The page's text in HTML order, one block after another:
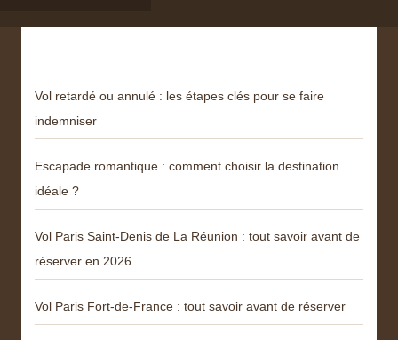
Vol retardé ou annulé : les étapes clés pour se faire
indemniser
Escapade romantique : comment choisir la destination
idéale ?
Vol Paris Saint-Denis de La Réunion : tout savoir avant de
réserver en 2026
Vol Paris Fort-de-France : tout savoir avant de réserver